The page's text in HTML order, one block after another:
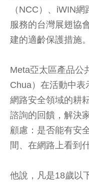
（NCC）、iWIN
服務的台灣展翅協
建的適齡保護措施。
Meta亞太區產品公
Chua）在活動中
網路安全領域的耕
諮詢的回饋，解決
顧慮：是否能有安
間、在網路上看到
他說，凡是18歲以